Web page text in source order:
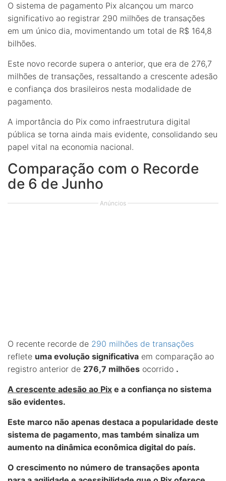
O sistema de pagamento Pix alcançou um marco
significativo ao registrar 290 milhões de transações
em um único dia, movimentando um total de R$ 164,8
bilhões.
Este novo recorde supera o anterior, que era de 276,7
milhões de transações, ressaltando a crescente adesão
e confiança dos brasileiros nesta modalidade de
pagamento.
A importância do Pix como infraestrutura digital
pública se torna ainda mais evidente, consolidando seu
papel vital na economia nacional.
Comparação com o Recorde
de 6 de Junho
Anúncios
O recente recorde de 290 milhões de transações
reflete uma evolução significativa em comparação ao
registro anterior de 276,7 milhões ocorrido .
A crescente adesão ao Pix e a confiança no sistema
são evidentes.
Este marco não apenas destaca a popularidade deste
sistema de pagamento, mas também sinaliza um
aumento na dinâmica econômica digital do país.
O crescimento no número de transações aponta